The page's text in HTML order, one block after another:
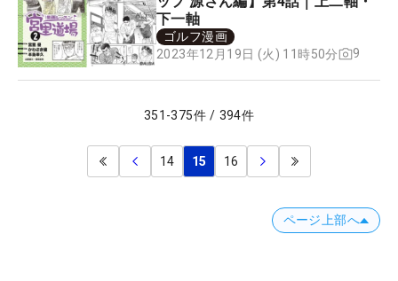
下一軸
ゴルフ漫画
2023年12月19日 (火) 11時50分
9
351 -375件 / 394件
14 15 16
ページ上部へ